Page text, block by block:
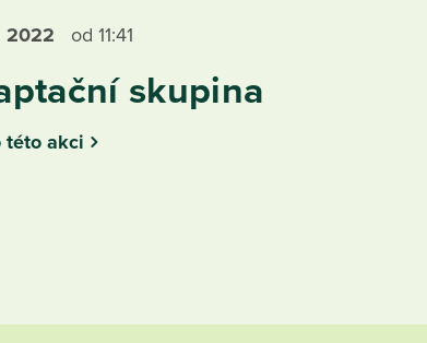
2022 od 11:41
skupina
této akci